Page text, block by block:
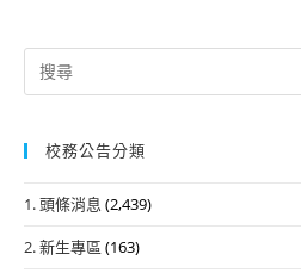
Search
for:
校務公告分類
1. 頭條消息 (2,439)
2. 新生專區 (163)